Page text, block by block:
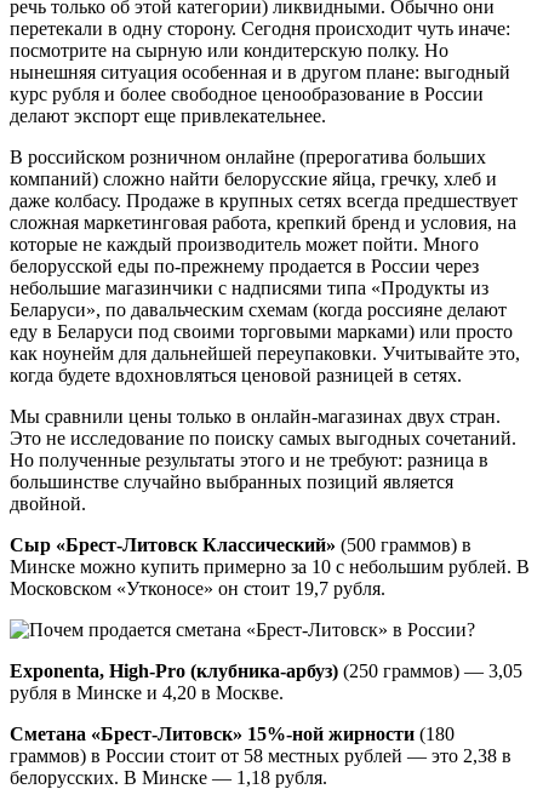
речь только об этой категории) ликвидными. Обычно они
перетекали в одну сторону. Сегодня происходит чуть иначе:
посмотрите на сырную или кондитерскую полку. Но
нынешняя ситуация особенная и в другом плане: выгодный
курс рубля и более свободное ценообразование в России
делают экспорт еще привлекательнее.
В российском розничном онлайне (прерогатива больших
компаний) сложно найти белорусские яйца, гречку, хлеб и
даже колбасу. Продаже в крупных сетях всегда предшествует
сложная маркетинговая работа, крепкий бренд и условия, на
которые не каждый производитель может пойти. Много
белорусской еды по-прежнему продается в России через
небольшие магазинчики с надписями типа «Продукты из
Беларуси», по давальческим схемам (когда россияне делают
еду в Беларуси под своими торговыми марками) или просто
как ноунейм для дальнейшей переупаковки. Учитывайте это,
когда будете вдохновляться ценовой разницей в сетях.
Мы сравнили цены только в онлайн-магазинах двух стран.
Это не исследование по поиску самых выгодных сочетаний.
Но полученные результаты этого и не требуют: разница в
большинстве случайно выбранных позиций является
двойной.
Сыр «Брест-Литовск Классический» (500 граммов) в
Минске можно купить примерно за 10 с небольшим рублей. В
Московском «Утконосе» он стоит 19,7 рубля.
Exponenta, High-Pro (клубника-арбуз) (250 граммов) — 3,05
рубля в Минске и 4,20 в Москве.
Сметана «Брест-Литовск» 15%-ной жирности (180
граммов) в России стоит от 58 местных рублей — это 2,38 в
белорусских. В Минске — 1,18 рубля.